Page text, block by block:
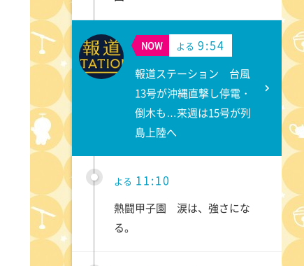
NOW よる 9:54
報道ステーション 台風
13号が沖縄直撃し停電・
倒木も…来週は15号が列
島上陸へ
よる 11:10
熱闘甲子園 涙は、強さにな
る。